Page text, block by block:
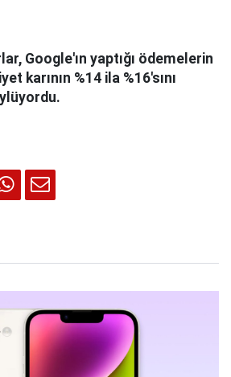
Google'ın yaptığı ödemelerin
karının %14 ila %16'sını